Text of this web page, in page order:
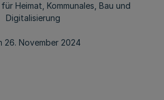
Heimat, Kommunales, Bau und
Digitalisierung
26. November 2024